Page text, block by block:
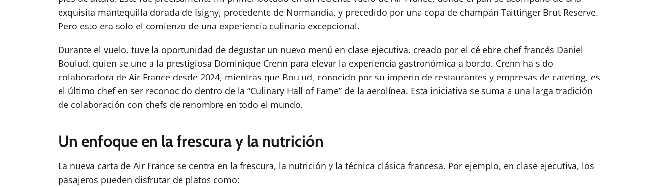
exquisita mantequilla dorada de Isigny, procedente de Normandía, y precedido por una copa de champán Taittinger Brut Reserve.
Pero esto era solo el comienzo de una experiencia culinaria excepcional.
Durante el vuelo, tuve la oportunidad de degustar un nuevo menú en clase ejecutiva, creado por el célebre chef francés Daniel
Boulud, quien se une a la prestigiosa Dominique Crenn para elevar la experiencia gastronómica a bordo. Crenn ha sido
colaboradora de Air France desde 2024, mientras que Boulud, conocido por su imperio de restaurantes y empresas de catering, es
el último chef en ser reconocido dentro de la “Culinary Hall of Fame” de la aerolínea. Esta iniciativa se suma a una larga tradición
de colaboración con chefs de renombre en todo el mundo.
Un enfoque en la frescura y la nutrición
La nueva carta de Air France se centra en la frescura, la nutrición y la técnica clásica francesa. Por ejemplo, en clase ejecutiva, los
pasajeros pueden disfrutar de platos como: